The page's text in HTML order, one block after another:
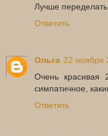
Лучше переделать
Ответить
Ольга 22 ноября
Очень красивая
симпатичное,
Ответить